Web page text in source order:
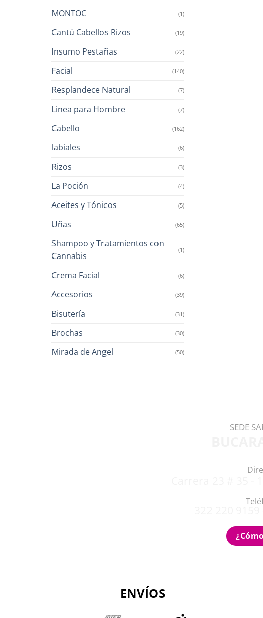
MONTOC (1)
Cantú Cabellos Rizos (19)
Insumo Pestañas (22)
Facial (140)
Resplandece Natural (7)
Linea para Hombre (7)
Cabello (162)
labiales (6)
Rizos (3)
La Poción (4)
Aceites y Tónicos (5)
Uñas (65)
Shampoo y Tratamientos con
Cannabis
(1)
Crema Facial (6)
Accesorios (39)
Bisutería (31)
Brochas (30)
Mirada de Angel (50)
SEDE
ENVÍOS